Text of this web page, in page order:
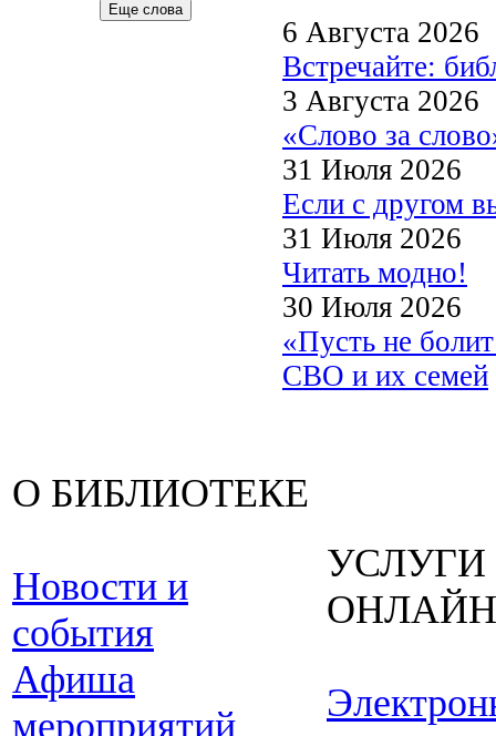
Еще слова
6 Августа 2026
Встречайте:
3 Августа 2026
«Слово за
31 Июля 2026
Если с другом
31 Июля 2026
Читать модно!
30 Июля 2026
«Пусть не
СВО и их семей
О БИБЛИОТЕКЕ
Новости и
события
Афиша
мероприятий
УСЛУГИ
ОНЛАЙН